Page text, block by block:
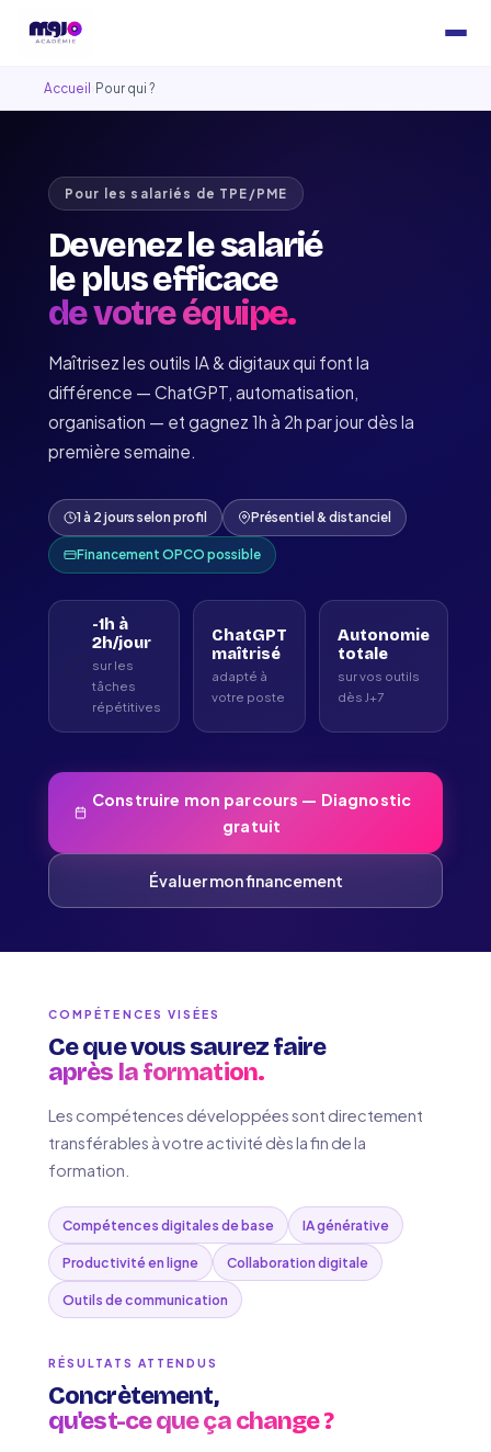
Accueil Pour qui ?
Pour les salariés de TPE/PME
Devenez le salarié
le plus efficace
de votre équipe.
Maîtrisez les outils IA & digitaux qui font la
différence — ChatGPT, automatisation,
organisation — et gagnez 1h à 2h par jour dès la
première semaine.
1 à 2 jours selon profil Présentiel & distanciel
Financement OPCO possible
-1h à
2h/jour
sur les
tâches
répétitives
ChatGPT
maîtrisé
adapté à
votre poste
Autonomie
totale
sur vos outils
dès J+7
Construire mon parcours — Diagnostic
gratuit
Évaluer mon financement
COMPÉTENCES VISÉES
Ce que vous saurez faire
après la formation.
Les compétences développées sont directement
transférables à votre activité dès la fin de la
formation.
Compétences digitales de base IA générative
Productivité en ligne Collaboration digitale
Outils de communication
RÉSULTATS ATTENDUS
Concrètement,
qu'est-ce que ça change ?